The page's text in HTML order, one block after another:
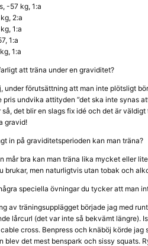
-57 kg, 1:a
2:a
1:a
1:a
1:a
att träna under en graviditet?
under förutsättning att man inte plötsligt
pris undvika attityden ”det ska inte synas
så, det blir en slags fix idé och det är
gravid!
in på graviditetsperioden kan man träna?
mår bra kan man träna lika mycket eller
brukar, men naturligtvis utan tobak och
speciella övningar du tycker att man
av träningsupplägget började jag med
lårcurl (det var inte så bekvämt längre).
cross. Benpress och knäböj körde
blev det mest benspark och sissy squats.